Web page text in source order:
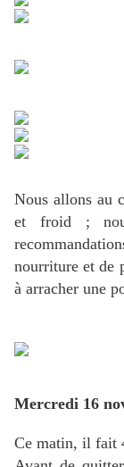
Nous allons au
et froid ;
nourriture et de
à arracher une
Mercredi 16
Ce matin, il fait